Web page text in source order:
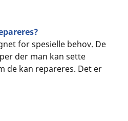
for spesielle behov. De
der man kan sette
de kan repareres. Det er